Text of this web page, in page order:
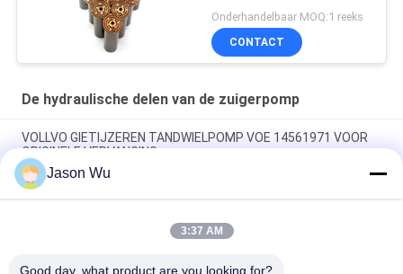
Hydraulische pomp
Onderdeel zuigerpomp
Onderhoud reparatie
Onderhandelbaar MOQ:1 reeks
CONTACT
De hydraulische delen van de zuigerpomp
VOLLVO GIETIJZEREN TANDWIELPOMP VOE 14561971 VOOR
ORIGINELE VERVANGING
VOLLVO GIETIJZEREN TANDWIELPOMP VOE 14537295 VOOR
ORIGINELE VERVANGING
VOLLVO GEGEERPOMP VOE 14782798 voor de oorspronkelijke
Jason Wu
3:37 AM
Good day, what product are you looking for?